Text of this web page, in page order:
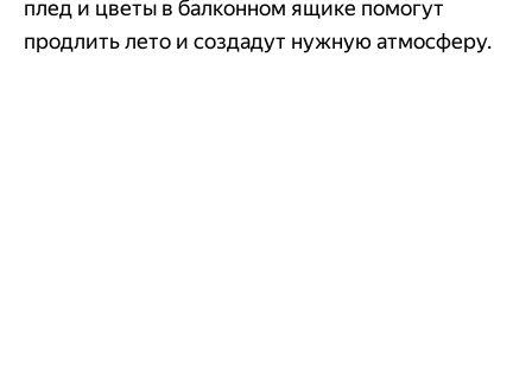
плед и цветы в балконном ящике помогут
продлить лето и создадут нужную атмосферу.